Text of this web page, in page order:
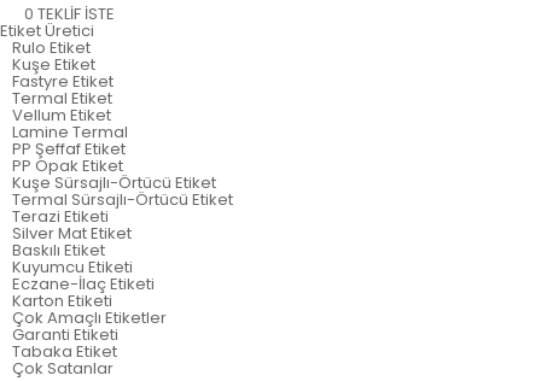
0 TEKLİF İSTE
EtiketÜretici
Rulo Etiket
Kuşe Etiket
Fastyre Etiket
Termal Etiket
Vellum Etiket
Lamine Termal
PP Şeffaf Etiket
PP Opak Etiket
Kuşe Sürsajlı-Örtücü Etiket
Termal Sürsajlı-Örtücü Etiket
Terazi Etiketi
Silver Mat Etiket
Baskılı Etiket
Kuyumcu Etiketi
Eczane-İlaç Etiketi
Karton Etiketi
Çok Amaçlı Etiketler
Garanti Etiketi
Tabaka Etiket
Çok Satanlar